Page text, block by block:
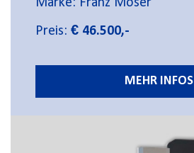
Marke: Franz Moser
Preis: € 46.500,-
MEHR INFOS